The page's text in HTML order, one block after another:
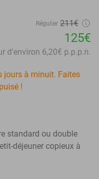
Régulier 211€
125€
d'environ 6,20€ p.p.p.n.
jours à minuit. Faites
!
standard ou double
déjeuner copieux à